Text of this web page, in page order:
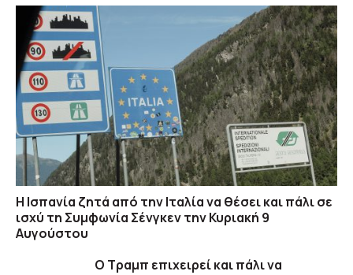
H Ισπανία ζητά από την Ιταλία να θέσει και πάλι σε
ισχύ τη Συμφωνία Σένγκεν την Κυριακή 9
Αυγούστου
Ο Τραμπ επιχειρεί και πάλι να